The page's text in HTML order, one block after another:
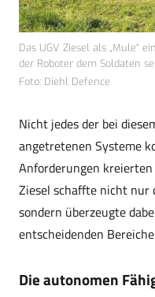
Das UGV Ziesel als „Mule“
der Roboter dem Soldaten
Foto: Diehl Defence
Nicht jedes der bei
angetretenen Systeme
Anforderungen
Ziesel schaffte nicht nur
sondern überzeugte
entscheidenden
Die autonomen